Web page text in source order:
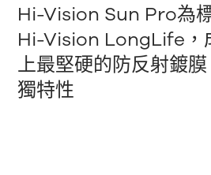
Hi-Vision Sun Pro為
Hi-Vision LongLife，
上最堅硬的防反射鍍
獨特性